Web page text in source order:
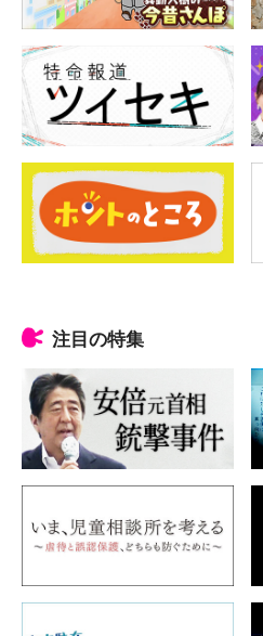
注目の特集